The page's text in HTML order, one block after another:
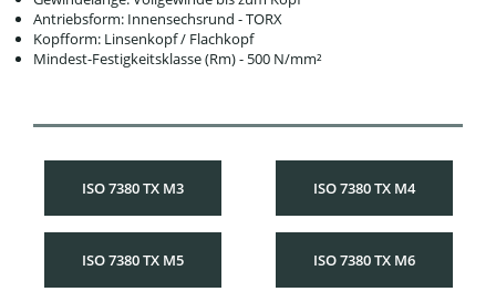
Antriebsform: Innensechsrund - TORX
Kopfform: Linsenkopf / Flachkopf
Mindest-Festigkeitsklasse (Rm) - 500 N/mm²
ISO 7380 TX M3 ISO 7380 TX M4
ISO 7380 TX M5 ISO 7380 TX M6